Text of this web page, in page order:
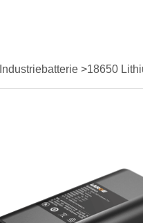
Industriebatterie >18650